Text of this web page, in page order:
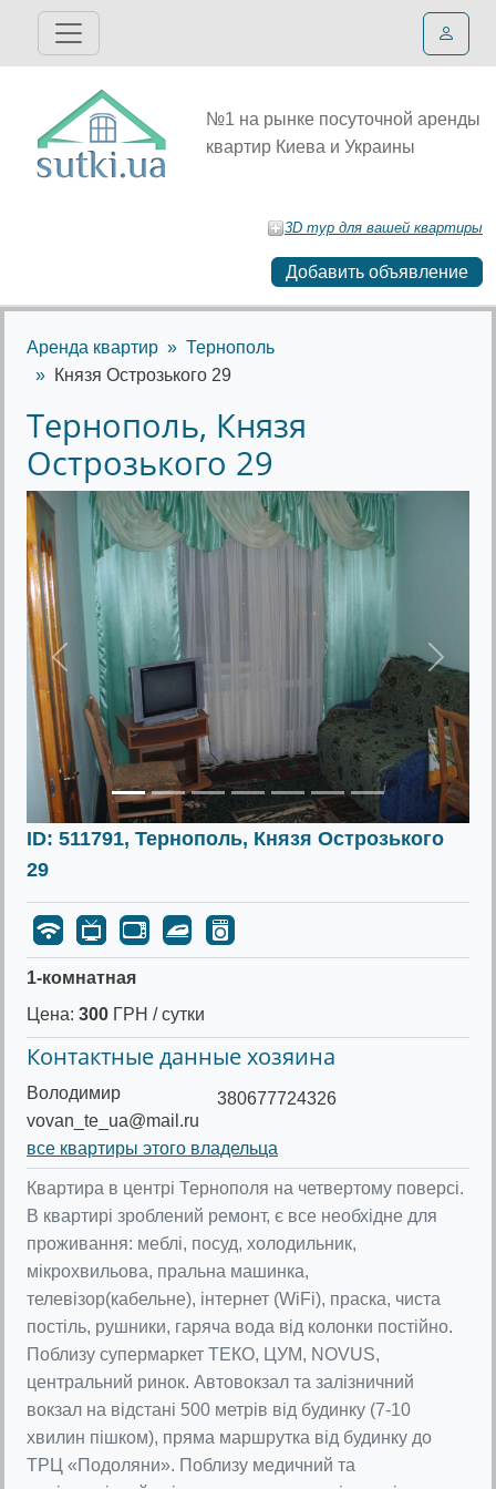
№1 на рынке посуточной аренды
квартир Киева и Украины
3D тур для вашей квартиры
Добавить объявление
Аренда квартир
Тернополь
Князя Острозького 29
Тернополь, Князя
Острозького 29
Предыдущее
ID: 511791, Тернополь, Князя Острозького
29
1-комнатная
Цена: 300 ГРН / сутки
Контактные данные хозяина
Володимир
vovan_te_ua@mail.ru
380677724326
все квартиры этого владельца
Квартира в центрі Тернополя на четвертому поверсі.
В квартирі зроблений ремонт, є все необхідне для
проживання: меблі, посуд, холодильник,
мікрохвильова, пральна машинка,
телевізор(кабельне), інтернет (WiFi), праска, чиста
постіль, рушники, гаряча вода від колонки постійно.
Поблизу супермаркет ТЕКО, ЦУМ, NOVUS,
центральний ринок. Автовокзал та залізничний
вокзал на відстані 500 метрів від будинку (7-10
хвилин пішком), пряма маршрутка від будинку до
ТРЦ «Подоляни». Поблизу медичний та